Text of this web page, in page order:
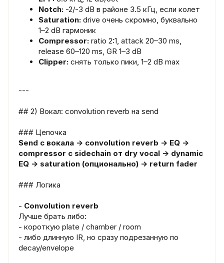
Notch: -2/-3 dB в районе 3.5 кГц, если колет
Saturation: drive очень скромно, буквально
1–2 dB гармоник
Compressor: ratio 2:1, attack 20–30 ms,
release 60–120 ms, GR 1–3 dB
Clipper: снять только пики, 1–2 dB max
---
## 2) Вокал: convolution reverb на send
### Цепочка
Send с вокала → convolution reverb → EQ →
compressor с sidechain от dry vocal → dynamic
EQ → saturation (опционально) → return fader
### Логика
- Convolution reverb
Лучше брать либо:
- короткую plate / chamber / room
- либо длинную IR, но сразу подрезанную по
decay/envelope